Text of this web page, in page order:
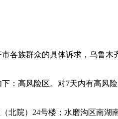
各族群众的具体诉求，乌鲁
：高风险区。对7天内有高风
院）24号楼；水磨沟区南湖